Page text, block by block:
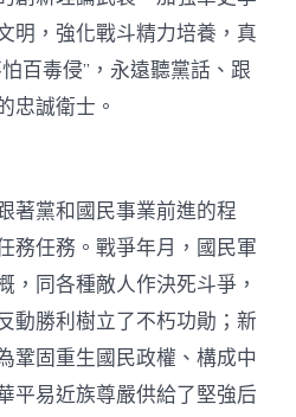
明，強化戰斗精力培養，真
百毒侵”，永遠聽黨話、跟
忠誠衛士。
著黨和國民事業前進的程
務任務。戰爭年月，國民軍
，同各種敵人作決死斗爭，
動勝利樹立了不朽功勛；新
鞏固重生國民政權、構成中
平易近族尊嚴供給了堅強后